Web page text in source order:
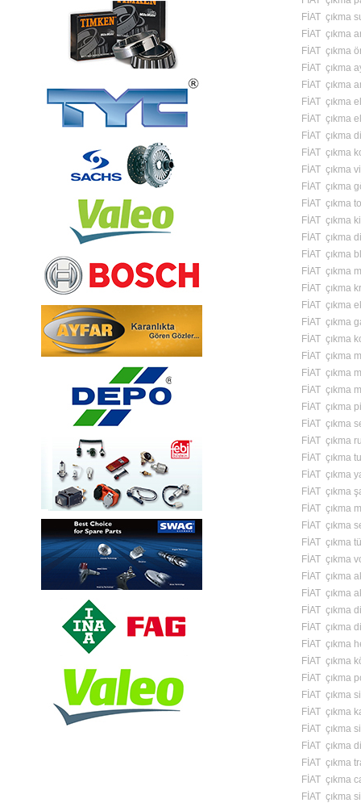
FİAT çıkma
FİAT çıkma
FİAT çıkma
FİAT çıkma
FİAT çıkma
FİAT çıkma
FİAT çıkma
FİAT çıkma
FİAT çıkma
FİAT çıkma
FİAT çıkma
FİAT çıkma
FİAT çıkma
FİAT çıkma
FİAT çıkma
FİAT çıkma
FİAT çıkma
FİAT çıkma
FİAT çıkma
FİAT çıkma
FİAT çıkma
FİAT çıkma
FİAT çıkma
FİAT çıkma
FİAT çıkma
FİAT çıkma
FİAT çıkma
FİAT çıkma
FİAT çıkma
FİAT çıkma
FİAT çıkma
FİAT çıkma
FİAT çıkma
FİAT çıkma
FİAT çıkma
FİAT çıkma
FİAT çıkma
FİAT çıkma
FİAT çıkma
FİAT çıkma
FİAT çıkma
FİAT çıkma
FİAT çıkma
FİAT çıkma
FİAT çıkma
FİAT çıkma
FİAT çıkma